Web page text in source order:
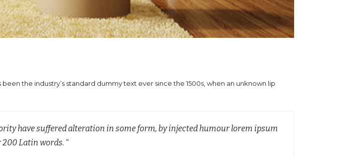
the industry’s standard dummy text ever since the 1500s, when an unknown lip
have suffered alteration in some form, by injected humour lorem ipsum
Latin words. “